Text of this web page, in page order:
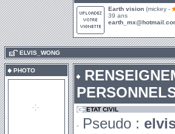
Earth vision (mickey -
39 ans
ELVIS_WONG
PHOTO
ETAT CIVIL
Pseudo :